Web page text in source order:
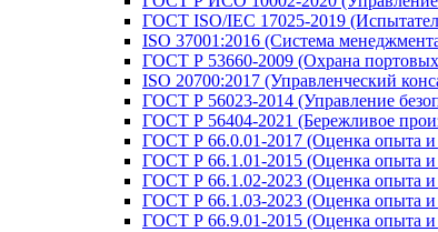
ГОСТ ISO/IEC 17025-2019
ISO 37001:2016 (Система
ГОСТ Р 53660-2009 (Охрана портовых
ISO 20700:2017 (Управленческий
ГОСТ Р 56023-2014 (Управление
ГОСТ Р 56404-2021 (Бережливое
ГОСТ Р 66.0.01-2017 (Оценка опыта и
ГОСТ Р 66.1.01-2015 (Оценка опыта и
ГОСТ Р 66.1.02-2023 (Оценка опыта
ГОСТ Р 66.1.03-2023 (Оценка опыта и
ГОСТ Р 66.9.01-2015 (Оценка опыта и